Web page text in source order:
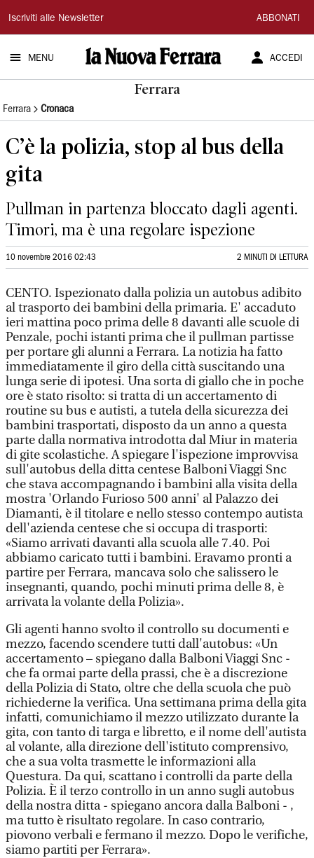
La
Nuova
Ferrara
Iscriviti alle Newsletter ABBONATI
MENU ACCEDI
Ferrara
Ferrara Cronaca
C’è la polizia, stop al bus della
gita
Pullman in partenza bloccato dagli agenti.
Timori, ma è una regolare ispezione
10 novembre 2016 02:43 2 MINUTI DI LETTURA
CENTO. Ispezionato dalla polizia un autobus adibito
al trasporto dei bambini della primaria. E' accaduto
ieri mattina poco prima delle 8 davanti alle scuole di
Penzale, pochi istanti prima che il pullman partisse
per portare gli alunni a Ferrara. La notizia ha fatto
immediatamente il giro della città suscitando una
lunga serie di ipotesi. Una sorta di giallo che in poche
ore è stato risolto: si tratta di un accertamento di
routine su bus e autisti, a tutela della sicurezza dei
bambini trasportati, disposto da un anno a questa
parte dalla normativa introdotta dal Miur in materia
di gite scolastiche. A spiegare l'ispezione improvvisa
sull'autobus della ditta centese Balboni Viaggi Snc
che stava accompagnando i bambini alla visita della
mostra 'Orlando Furioso 500 anni' al Palazzo dei
Diamanti, è il titolare e nello stesso contempo autista
dell'azienda centese che si occupa di trasporti:
«Siamo arrivati davanti alla scuola alle 7.40. Poi
abbiamo caricato tutti i bambini. Eravamo pronti a
partire per Ferrara, mancava solo che salissero le
insegnanti, quando, pochi minuti prima delle 8, è
arrivata la volante della Polizia».
Gli agenti hanno svolto il controllo su documenti e
mezzo, facendo scendere tutti dall'autobus: «Un
accertamento – spiegano dalla Balboni Viaggi Snc -
che fa ormai parte della prassi, che è a discrezione
della Polizia di Stato, oltre che della scuola che può
richiederne la verifica. Una settimana prima della gita
infatti, comunichiamo il mezzo utilizzato durante la
gita, con tanto di targa e libretto, e il nome dell'autista
al volante, alla direzione dell'istituto comprensivo,
che a sua volta trasmette le informazioni alla
Questura. Da qui, scattano i controlli da parte della
Polizia. È il terzo controllo in un anno sugli autobus
della nostra ditta - spiegano ancora dalla Balboni - ,
ma tutto è risultato regolare. In caso contrario,
piovono verbali e fermano il mezzo. Dopo le verifiche,
siamo partiti per Ferrara».